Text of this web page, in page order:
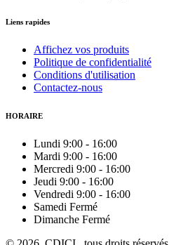
Liens rapides
Affichez vos produits
Politique de confidentialité
Conditions d'utilisation
Contactez-nous
HORAIRE
Lundi 9:00 - 16:00
Mardi 9:00 - 16:00
Mercredi 9:00 - 16:00
Jeudi 9:00 - 16:00
Vendredi 9:00 - 16:00
Samedi Fermé
Dimanche Fermé